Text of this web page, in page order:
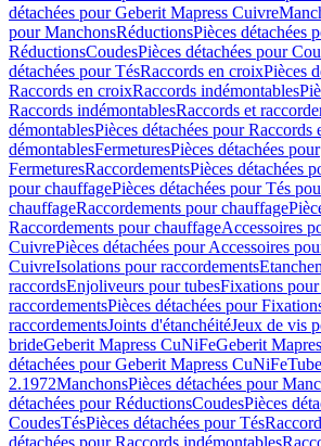
détachées pour Geberit Mapress Cuivre
pour ManchonsRéductionsPièces détachées
RéductionsCoudesPièces détachées pour
détachées pour TésRaccords en croixPièces
Raccords en croixRaccords indémontables
Raccords indémontablesRaccords et
démontablesPièces détachées pour Raccords
démontablesFermeturesPièces détachées pour
FermeturesRaccordementsPièces détachées
pour chauffagePièces détachées pour Tés
chauffageRaccordements pour chauffage
Raccordements pour chauffageAccessoires
CuivrePièces détachées pour Accessoires
CuivreIsolations pour raccordements
raccordsEnjoliveurs pour tubesFixations pour
raccordementsPièces détachées pour
raccordementsJoints d'étanchéitéJeux de vis
brideGeberit Mapress CuNiFeGeberit
détachées pour Geberit Mapress CuNiFe
2.1972ManchonsPièces détachées pour
détachées pour RéductionsCoudesPièces
CoudesTésPièces détachées pour Tés
détachées pour Raccords indémontables